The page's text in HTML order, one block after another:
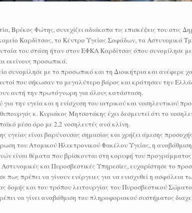
Βρέκος Φώτης, συνεχίζει αδιάκοπα τις επισκέψεις του στις
Καρδίτσας, το Κέντρο Υγείας Σοφάδων, τα Αστυνομικά
του στάση ήταν στον ΕΦΚΑ Καρδίτσας όπου συνομίλησε
εκείνους προσωπικά.
συνομίλησε με το προσωπικό και τη Διοικήτρια και ανέφερε
που σήκωσαν το μεγαλύτερο βάρος και κράτησαν την
αυτή την πρωτόγνωρη για όλους κατάσταση.
την υγεία και η ενίσχυση του ιατρικού και νοσηλευτικού
κ. Κυριάκος Μητσοτάκης έχει δεσμευτεί ότι το
μέσο όρο με 2,2 νοσηλευτές ανά κλίνη.
είναι βαρύνουσας σημασίας και χρήζει άμεσης
του Ατομικού Ηλεκτρονικού Φακέλου Υγείας, η
είναι θέματα που βρίσκονται στη κορυφή του
και Πυροσβεστικές Υπηρεσίες, ευχαρίστησε το
πως πρέπει να γίνουν ενέργειες για να ενισχυθεί η
δομής και του τρόπου λειτουργίας του Πυροσβεστικού
να γίνει αναβάθμιση του πληροφοριακού συστήματος